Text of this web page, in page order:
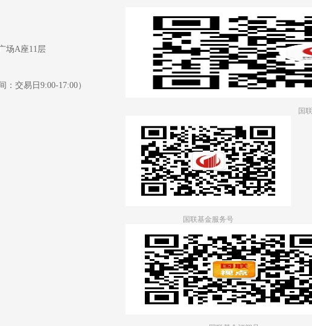
场A座11层
：交易日9:00-17:00）
国
国联基金服务号